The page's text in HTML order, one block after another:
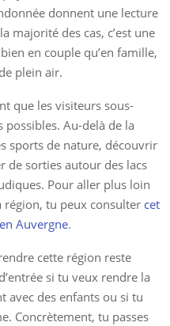
donnent une lecture
majorité des cas, c’est une
en couple qu’en famille,
plein air.
que les visiteurs sous-
Au-delà de la
sports de nature, découvrir
de sorties autour des lacs
Pour aller plus loin
région, tu peux consulter cet
Auvergne.
cette région reste
si tu veux rendre la
avec des enfants ou si tu
Concrètement, tu passes